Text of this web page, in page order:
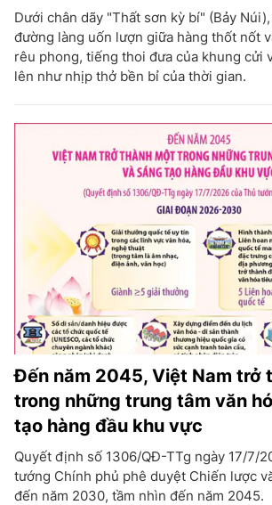
Dưới chân dãy "Thất sơn kỳ bí" (Bảy
đường làng uốn lượn giữa hàng thốt nốt
rêu phong, tiếng thoi đưa của khung cửi
lên như nhịp thở bền bỉ của thời gian.
Đến năm 2045, Việt Nam trở
trong những trung tâm văn
tạo hàng đầu khu vực
Quyết định số 1306/QĐ-TTg ngày 17/7/
tướng Chính phủ phê duyệt Chiến lược
đến năm 2030, tầm nhìn đến năm 2045.